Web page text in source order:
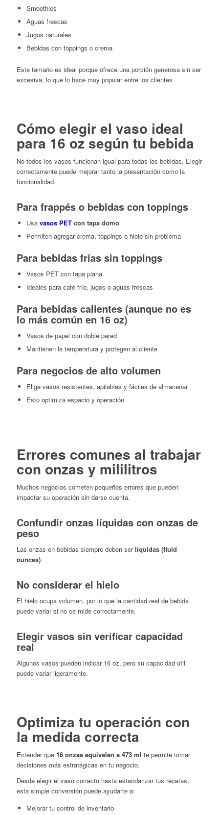
Smoothies
Aguas frescas
Jugos naturales
Bebidas con toppings o crema
Este tamaño es ideal porque ofrece una porción generosa sin ser
excesiva, lo que lo hace muy popular entre los clientes.
Cómo elegir el vaso ideal
para 16 oz según tu bebida
No todos los vasos funcionan igual para todas las bebidas. Elegir
correctamente puede mejorar tanto la presentación como la
funcionalidad.
Para frappés o bebidas con toppings
Usa vasos PETcon tapa domo
Permiten agregar crema, toppings o hielo sin problema
Para bebidas frías sin toppings
Vasos PET con tapa plana
Ideales para café frío, jugos o aguas frescas
Para bebidas calientes (aunque no es
lo más común en 16 oz)
Vasos de papel con doble pared
Mantienen la temperatura y protegen al cliente
Para negocios de alto volumen
Elige vasos resistentes, apilables y fáciles de almacenar
Esto optimiza espacio y operación
Errores comunes al trabajar
con onzas y mililitros
Muchos negocios cometen pequeños errores que pueden
impactar su operación sin darse cuenta.
Confundir onzas líquidas con onzas de
peso
Las onzas en bebidas siempre deben serlíquidas (fluid
ounces).
No considerar el hielo
El hielo ocupa volumen, por lo que la cantidad real de bebida
puede variar si no se mide correctamente.
Elegir vasos sin verificar capacidad
real
Algunos vasos pueden indicar 16 oz, pero su capacidad útil
puede variar ligeramente.
Optimiza tu operación con
la medida correcta
Entender que 16 onzas equivalen a 473 ml te permite tomar
decisiones más estratégicas en tu negocio.
Desde elegir el vaso correcto hasta estandarizar tus recetas,
esta simple conversión puede ayudarte a:
Mejorar tu control de inventario